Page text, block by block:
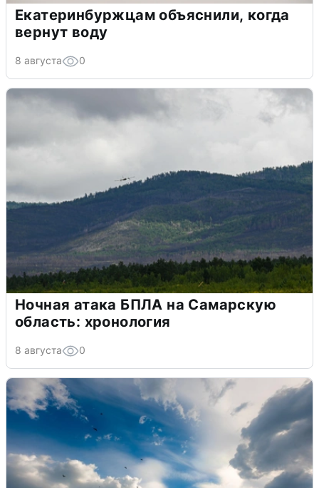
Екатеринбуржцам объяснили, когда
вернут воду
8 августа 0
Ночная атака БПЛА на Самарскую
область: хронология
8 августа 0